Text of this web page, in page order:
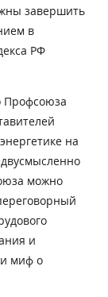
завершить
в
РФ
Профсоюза
на
можно
и
миф о